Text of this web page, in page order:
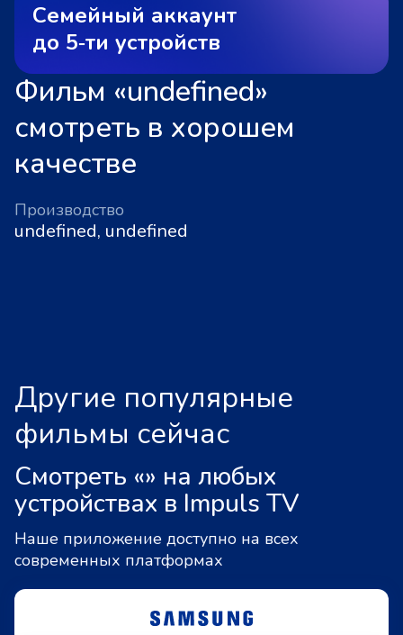
Семейный аккаунт
до 5‑ти устройств
Фильм «undefined»
смотреть в хорошем
качестве
Производство
undefined, undefined
Другие популярные
фильмы сейчас
Смотреть «» на любых
устройствах в Impuls TV
Наше приложение доступно на всех
современных платформах